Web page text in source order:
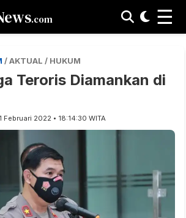
.com ☰
/ AKTUAL / HUKUM
Teroris Diamankan di
Februari 2022 • 18:14:30 WITA